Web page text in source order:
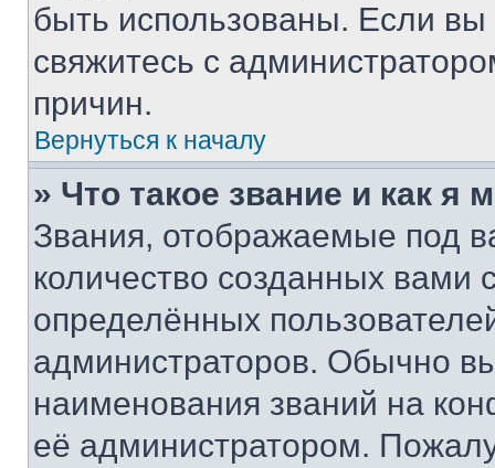
быть использованы. Если
свяжитесь с
причин.
Вернуться к началу
» Что такое звание и как я
Звания, отображаемые под
количество созданных
определённых
администраторов. Обычно
наименования званий на
её администратором.